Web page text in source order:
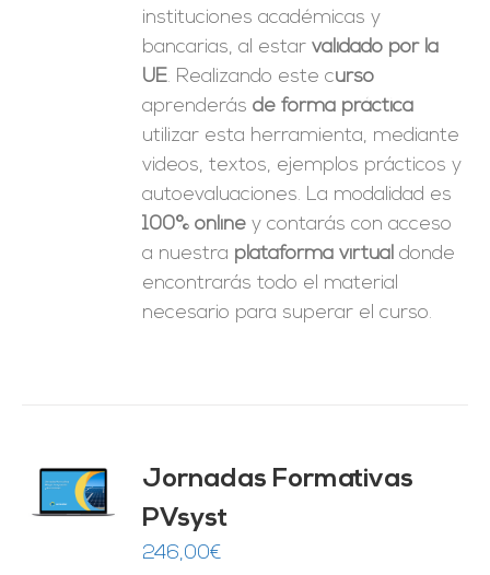
instituciones académicas y
bancarias, al estarvalidado por la
UE. Realizando este curso
aprenderásde forma práctica
utilizar esta herramienta, mediante
videos, textos, ejemplos prácticos y
autoevaluaciones. La modalidad es
100% online y contarás con acceso
a nuestra plataforma virtual donde
encontrarás todo el material
necesario para superar el curso.
Jornadas Formativas
PVsyst
246,00€